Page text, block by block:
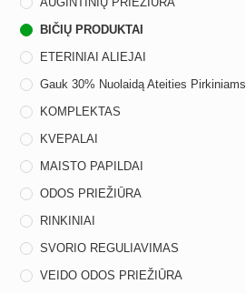
BIČIŲ PRODUKTAI
ETERINIAI ALIEJAI
Gauk 30% Nuolaidą Ateities Pirkiniams
KOMPLEKTAS
KVEPALAI
MAISTO PAPILDAI
ODOS PRIEŽIŪRA
RINKINIAI
SVORIO REGULIAVIMAS
VEIDO ODOS PRIEŽIŪRA